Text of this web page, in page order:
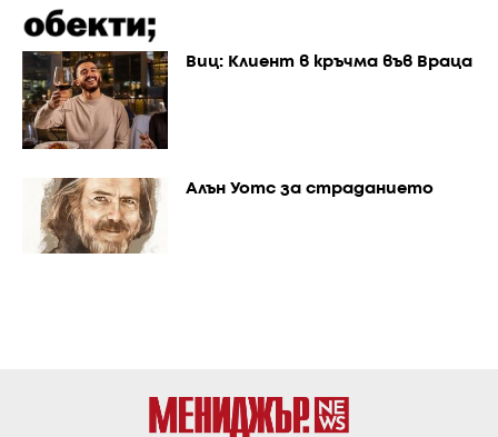
Виц: Клиент в кръчма във Враца
Алън Уотс за страданието